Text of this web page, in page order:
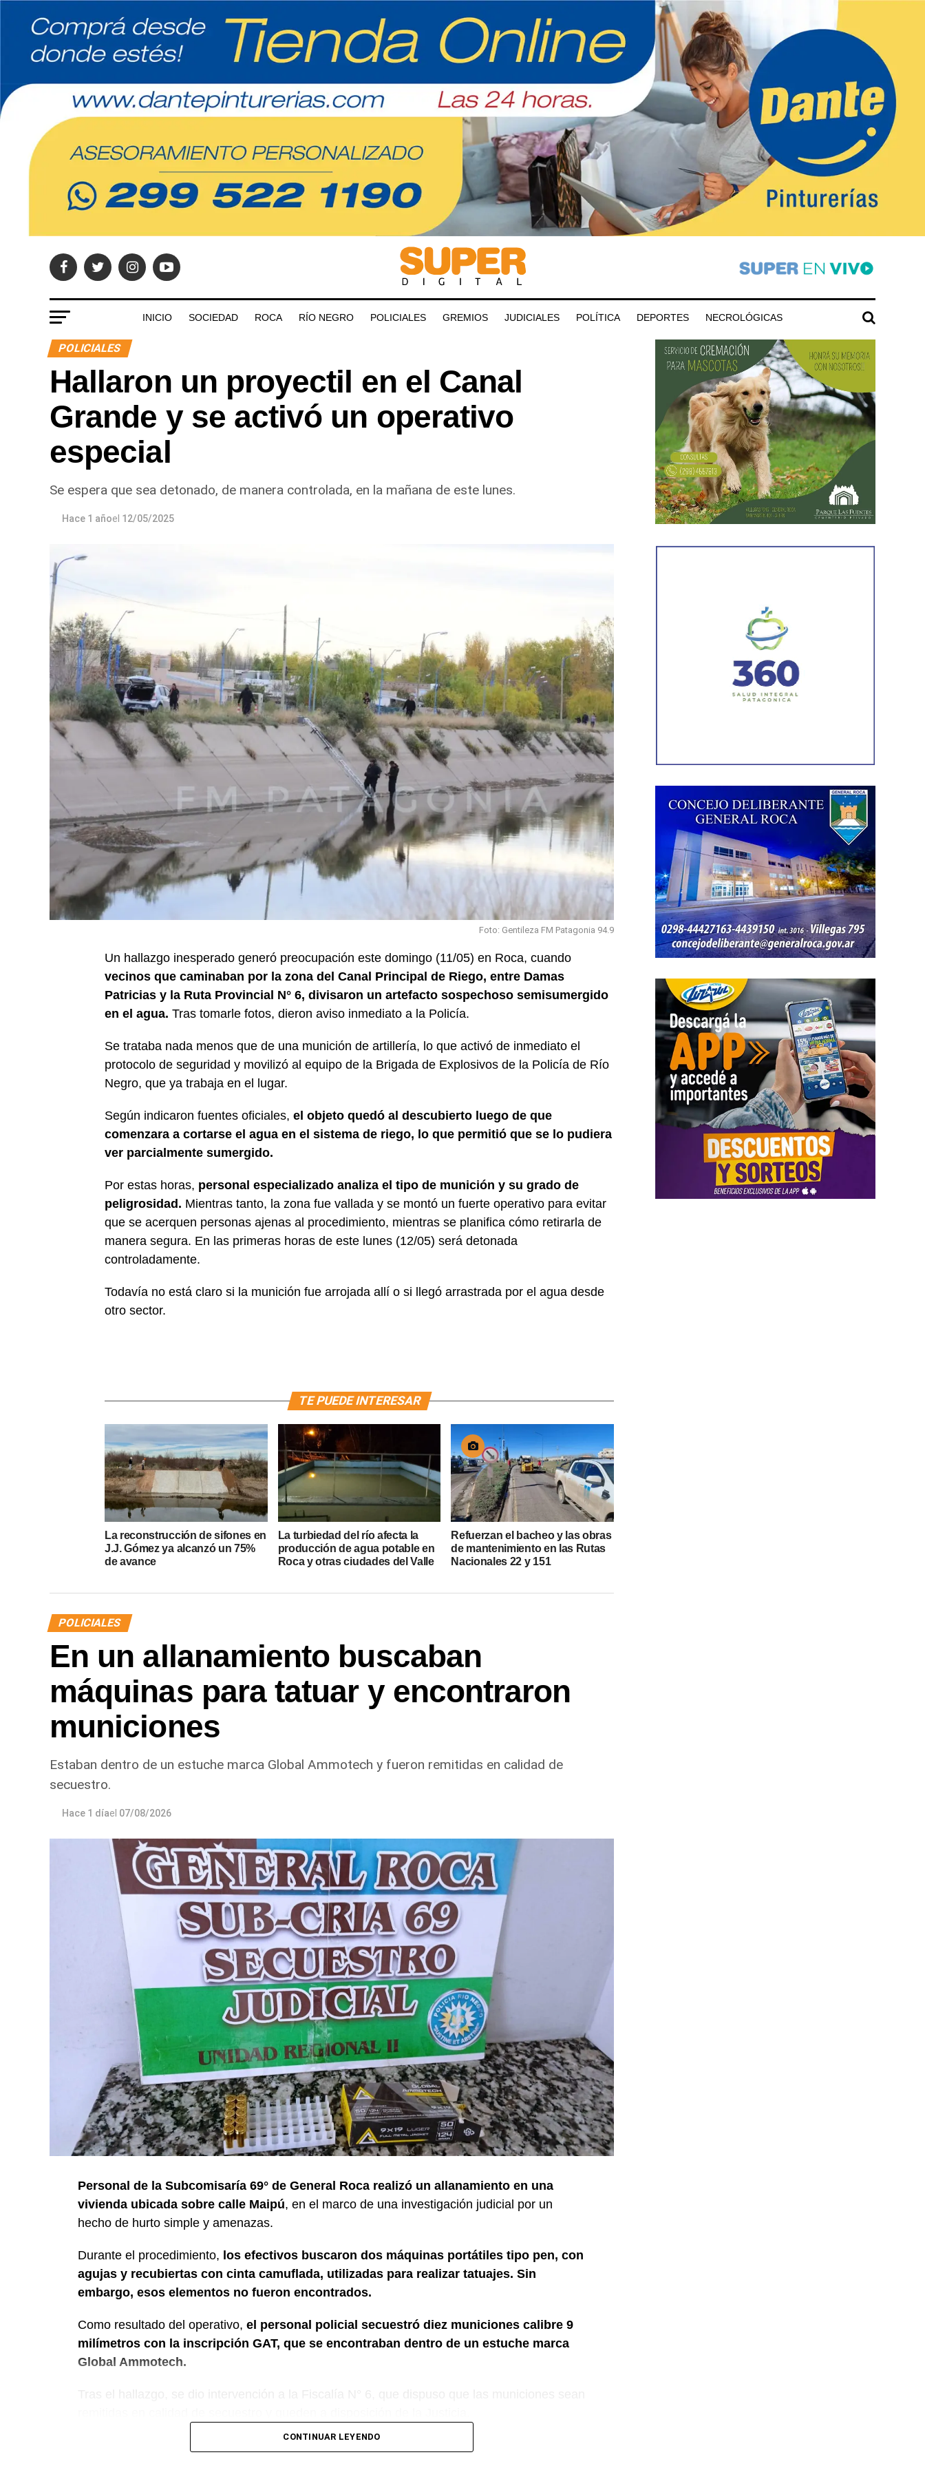
INICIO SOCIEDAD ROCA RÍO NEGRO POLICIALES GREMIOS JUDICIALES POLÍTICA DEPORTES NECROLÓGICAS
POLICIALES
Hallaron un proyectil en el Canal
Grande y se activó un operativo
especial
Se espera que sea detonado, de manera controlada, en la mañana de este lunes.
Hace 1 añoel 12/05/2025
Foto: Gentileza FM Patagonia 94.9
Un hallazgo inesperado generó preocupación este domingo (11/05) en Roca, cuando
vecinos que caminaban por la zona del Canal Principal de Riego, entre Damas
Patricias y la Ruta Provincial N° 6, divisaron un artefacto sospechoso semisumergido
en el agua. Tras tomarle fotos, dieron aviso inmediato a la Policía.
Se trataba nada menos que de una munición de artillería, lo que activó de inmediato el
protocolo de seguridad y movilizó al equipo de la Brigada de Explosivos de la Policía de Río
Negro, que ya trabaja en el lugar.
Según indicaron fuentes oficiales, el objeto quedó al descubierto luego de que
comenzara a cortarse el agua en el sistema de riego, lo que permitió que se lo pudiera
ver parcialmente sumergido.
Por estas horas, personal especializado analiza el tipo de munición y su grado de
peligrosidad. Mientras tanto, la zona fue vallada y se montó un fuerte operativo para evitar
que se acerquen personas ajenas al procedimiento, mientras se planifica cómo retirarla de
manera segura. En las primeras horas de este lunes (12/05) será detonada
controladamente.
Todavía no está claro si la munición fue arrojada allí o si llegó arrastrada por el agua desde
otro sector.
TE PUEDE INTERESAR
La reconstrucción de sifones en
J.J. Gómez ya alcanzó un 75%
de avance
La turbiedad del río afecta la
producción de agua potable en
Roca y otras ciudades del Valle
Refuerzan el bacheo y las obras
de mantenimiento en las Rutas
Nacionales 22 y 151
POLICIALES
En un allanamiento buscaban
máquinas para tatuar y encontraron
municiones
Estaban dentro de un estuche marca Global Ammotech y fueron remitidas en calidad de
secuestro.
Hace 1 díael 07/08/2026
Personal de la Subcomisaría 69° de General Roca realizó un allanamiento en una
vivienda ubicada sobre calle Maipú, en el marco de una investigación judicial por un
hecho de hurto simple y amenazas.
Durante el procedimiento, los efectivos buscaron dos máquinas portátiles tipo pen, con
agujas y recubiertas con cinta camuflada, utilizadas para realizar tatuajes. Sin
embargo, esos elementos no fueron encontrados.
Como resultado del operativo, el personal policial secuestró diez municiones calibre 9
milímetros con la inscripción GAT, que se encontraban dentro de un estuche marca
Global Ammotech.
CONTINUAR LEYENDO